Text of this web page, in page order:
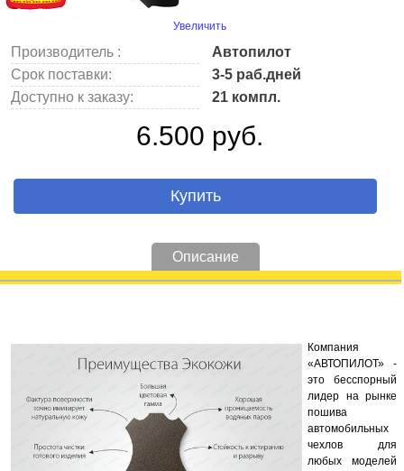
Увеличить
Производитель :
Автопилот
Срок поставки:
3-5 раб.дней
Доступно к заказу:
21 компл.
6.500 руб.
Купить
Описание
Компания
«АВТОПИЛОТ» -
это бесспорный
лидер на рынке
пошива
автомобильных
чехлов для
любых моделей